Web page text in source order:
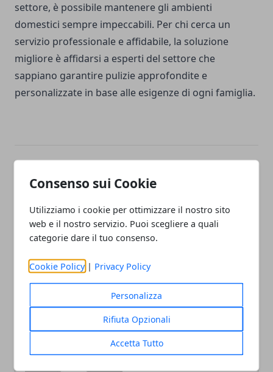
Consenso sui Cookie
Utilizziamo i cookie per ottimizzare il nostro sito
web e il nostro servizio. Puoi scegliere a quali
categorie dare il tuo consenso.
Cookie Policy | Privacy Policy
Personalizza
Rifiuta Opzionali
Accetta Tutto
settore, è possibile mantenere gli ambienti
domestici sempre impeccabili. Per chi cerca un
servizio professionale e affidabile, la soluzione
migliore è affidarsi a esperti del settore che
sappiano garantire pulizie approfondite e
personalizzate in base alle esigenze di ogni famiglia.
Articolo Precedente
pulizie ordinarie